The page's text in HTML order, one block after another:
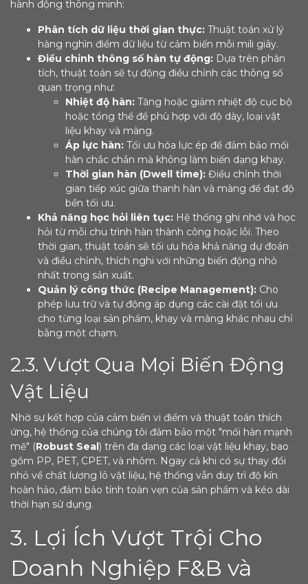
hành động thông minh:
Phân tích dữ liệu thời gian thực: Thuật toán xử lý
hàng nghìn điểm dữ liệu từ cảm biến mỗi mili giây.
Điều chỉnh thông số hàn tự động: Dựa trên phân
tích, thuật toán sẽ tự động điều chỉnh các thông số
quan trọng như:
Nhiệt độ hàn: Tăng hoặc giảm nhiệt độ cục bộ
hoặc tổng thể để phù hợp với độ dày, loại vật
liệu khay và màng.
Áp lực hàn: Tối ưu hóa lực ép để đảm bảo mối
hàn chắc chắn mà không làm biến dạng khay.
Thời gian hàn (Dwell time): Điều chỉnh thời
gian tiếp xúc giữa thanh hàn và màng để đạt độ
bền tối ưu.
Khả năng học hỏi liên tục: Hệ thống ghi nhớ và học
hỏi từ mỗi chu trình hàn thành công hoặc lỗi. Theo
thời gian, thuật toán sẽ tối ưu hóa khả năng dự đoán
và điều chỉnh, thích nghi với những biến động nhỏ
nhất trong sản xuất.
Quản lý công thức (Recipe Management): Cho
phép lưu trữ và tự động áp dụng các cài đặt tối ưu
cho từng loại sản phẩm, khay và màng khác nhau chỉ
bằng một chạm.
2.3. Vượt Qua Mọi Biến Động
Vật Liệu
Nhờ sự kết hợp của cảm biến vi điểm và thuật toán thích
ứng, hệ thống của chúng tôi đảm bảo một "mối hàn mạnh
mẽ" (Robust Seal) trên đa dạng các loại vật liệu khay, bao
gồm PP, PET, CPET, và nhôm. Ngay cả khi có sự thay đổi
nhỏ về chất lượng lô vật liệu, hệ thống vẫn duy trì độ kín
hoàn hảo, đảm bảo tính toàn vẹn của sản phẩm và kéo dài
thời hạn sử dụng.
3. Lợi Ích Vượt Trội Cho
Doanh Nghiệp F&B và